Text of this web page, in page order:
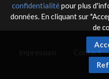
confidentialitépour plus
données. En cliquant sur
de
Contact